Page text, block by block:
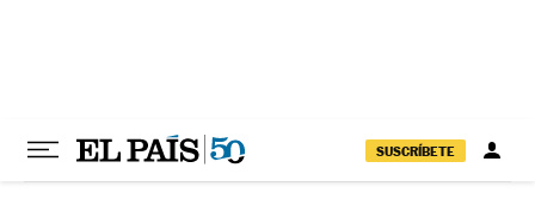
SUSCRÍBETE